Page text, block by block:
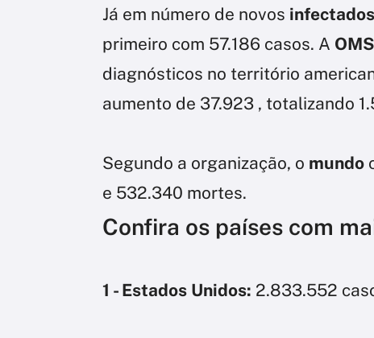
Já em número de novos infectados
primeiro com 57.186 casos. A OMS
diagnósticos no território
aumento de 37.923 , totalizando
Segundo a organização, o mundo
e 532.340 mortes.
Confira os países com
1 - Estados Unidos: 2.833.552